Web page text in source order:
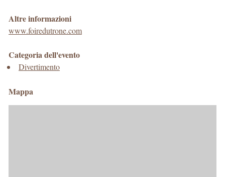
Altre informazioni
www.foiredutrone.com
Categoria dell'evento
Divertimento
Mappa